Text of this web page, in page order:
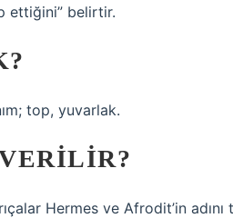
ettiğini” belirtir.
top, yuvarlak.
Hermes ve Afrodit’in adını